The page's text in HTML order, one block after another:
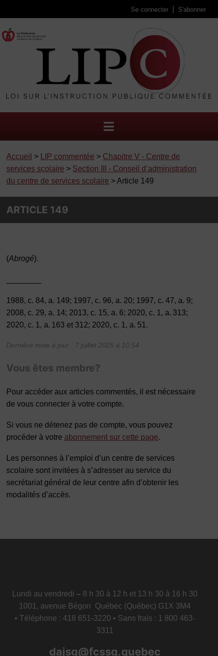
Se connecter S'abonner
Accueil > LIP commentée > Chapitre V - Centre de
services scolaire > Section III - Conseil d’administration
du centre de services scolaire > Article 149
ARTICLE 149
(Abrogé).
1988, c. 84, a. 149; 1997, c. 96, a. 20; 1997, c. 47, a. 9;
2008, c. 29, a. 14; 2013, c. 15, a. 6; 2020, c. 1, a. 313;
2020, c. 1, a. 163 et 312; 2020, c. 1, a. 51.
Dernière mise à jour : 7 juillet 2025 à 10:54
Vous êtes membre?
Pour accéder aux articles commentés, il est nécessaire
de vous connecter à votre compte.
Si vous ne détenez pas de compte, vous pouvez
procéder à votre abonnement sur cette page.
Les personnes à l’emploi d’un centre de services
scolaire sont invitées à s’adresser au service du
secrétariat général de leur centre afin d’obtenir les
modalités d’accès.
Lundi au vendredi – 8 h 30 à 12 h et 13 h 30 à 16 h 30
1001, avenue Bégon Québec (Québec) G1X 3M4
• Téléphone : 418 651-3220 • Sans frais : 1 800 463-
3311
dajsg@fcssq.quebec